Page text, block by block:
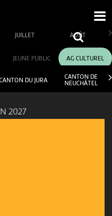
JUILLET AOÛT
JEUNE PUBLIC AG CULTUREL
DU JURA
CANTON DE
NEUCHÂTEL
2027